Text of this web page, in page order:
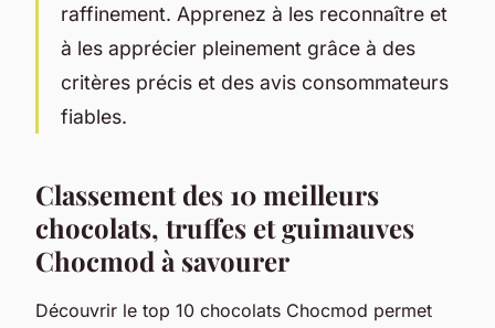
raffinement. Apprenez à les reconnaître et
à les apprécier pleinement grâce à des
critères précis et des avis consommateurs
fiables.
Classement des 10 meilleurs
chocolats, truffes et guimauves
Chocmod à savourer
Découvrir le top 10 chocolats Chocmod permet